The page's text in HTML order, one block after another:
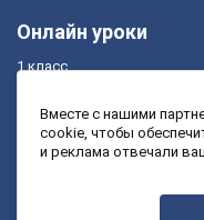
Онлайн уроки
1 класс
3 класс
Вместе с нашими
cookie, чтобы
и реклама отвечали